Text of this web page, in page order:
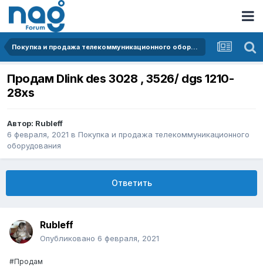
Покупка и продажа телекоммуникационного оборудования
Продам Dlink des 3028 , 3526/ dgs 1210-
28xs
Автор: Rubleff
6 февраля, 2021 в Покупка и продажа телекоммуникационного
оборудования
Ответить
Rubleff
Опубликовано 6 февраля, 2021
#Продам